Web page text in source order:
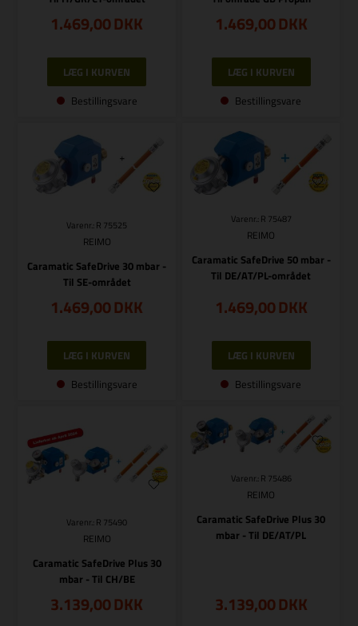
1.469,00DKK
Bestillingsvare
1.469,00DKK
Bestillingsvare
Varenr.: R 75525
REIMO
Caramatic SafeDrive 30 mbar -
Til SE-området
1.469,00DKK
Bestillingsvare
Varenr.: R 75487
REIMO
Caramatic SafeDrive 50 mbar -
Til DE/AT/PL-området
1.469,00DKK
Bestillingsvare
Varenr.: R 75490
REIMO
Caramatic SafeDrive Plus 30
mbar - Til CH/BE
3.139,00DKK
Varenr.: R 75486
REIMO
Caramatic SafeDrive Plus 30
mbar - Til DE/AT/PL
3.139,00DKK